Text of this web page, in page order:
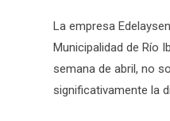
La empresa
Municipalidad de Río
semana de abril, no
significativamente la